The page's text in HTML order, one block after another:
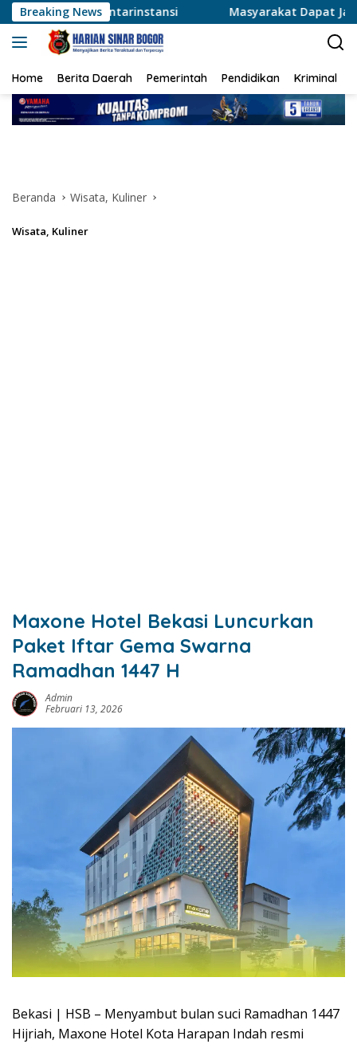
Langsung
ke
konten
Breaking News Masyarakat Dapat Jadwal Ukur Tanah
Home Berita Daerah Pemerintah Pendidikan Kriminal
Beranda Wisata, Kuliner
Wisata, Kuliner
Maxone Hotel Bekasi Luncurkan
Paket Iftar Gema Swarna
Ramadhan 1447 H
Admin
Februari 13, 2026
Bekasi | HSB – Menyambut bulan suci Ramadhan 1447
Hijriah, Maxone Hotel Kota Harapan Indah resmi